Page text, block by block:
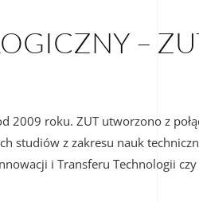
–
2009 roku. ZUT utworzono z
studiów z zakresu nauk
i Transferu Technologii